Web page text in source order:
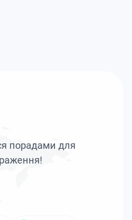
порадами для